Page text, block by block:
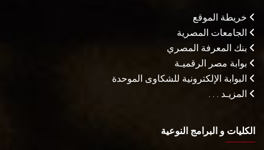
خريطة الموقع
الجامعات المصرية
بنك المعرفة المصري
بوابة مصر الرقميـة
البوابة الإلكترونية للشكاوى الموحدة
المزيـد . . .
الكليات و البرامج النوعية